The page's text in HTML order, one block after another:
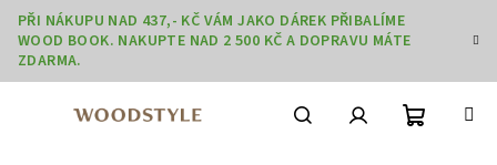
Přejít
obsah
PŘI NÁKUPU NAD 437,- KČ VÁM JAKO DÁREK PŘIBALÍME
WOOD BOOK. NAKUPTE NAD 2 500 KČ A DOPRAVU MÁTE
ZDARMA.